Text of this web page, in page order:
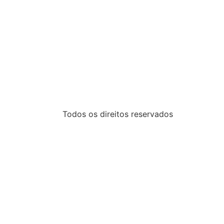
Todos os direitos reservados